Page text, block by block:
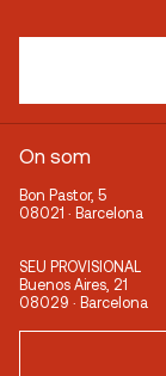
On som
Bon Pastor, 5
08021 · Barcelona
SEU PROVISIONAL
Buenos Aires, 21
08029 · Barcelona